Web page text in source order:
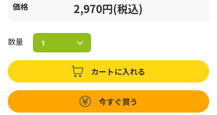
価格
2,970円(税込)
数量
カートに入れる
今すぐ買う